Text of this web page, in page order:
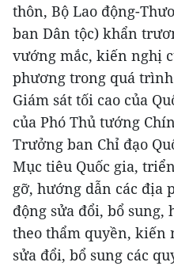
thôn, Bộ Lao động-
ban Dân tộc) khẩn
vướng mắc, kiến nghị
phương trong quá
Giám sát tối cao của
của Phó Thủ tướng
Trưởng ban Chỉ đạo
Mục tiêu Quốc gia,
gỡ, hướng dẫn các địa
động sửa đổi, bổ
theo thẩm quyền, kiến
sửa đổi, bổ sung các